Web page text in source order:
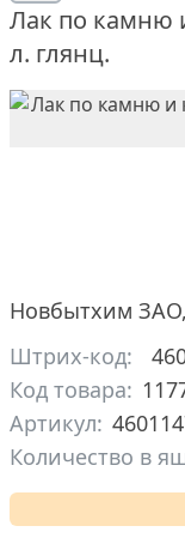
Лак по камню
л. глянц.
Новбытхим ЗАО,
Штрих-код:
Код товара:
Артикул:
Количество в